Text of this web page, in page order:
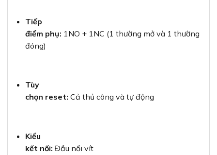
Tiếp
điểm phụ: 1NO + 1NC (1 thường mở và 1 thường
đóng)
Tùy
chọn reset: Cả thủ công và tự động
Kiểu
kết nối: Đầu nối vít